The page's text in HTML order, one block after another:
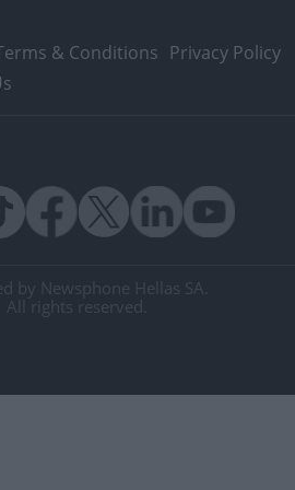
& Conditions Privacy Policy
by Newsphone Hellas SA.
All rights reserved.